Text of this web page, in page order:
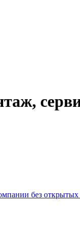
без открытых